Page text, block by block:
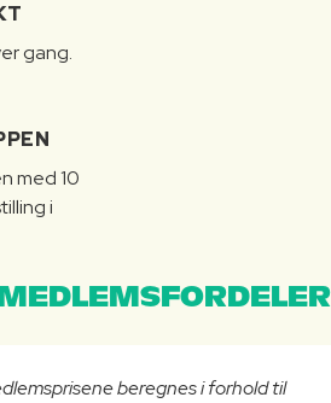
gang.
med 10
i
beregnes i forhold til